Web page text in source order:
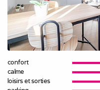
confort
calme
loisirs et sorties